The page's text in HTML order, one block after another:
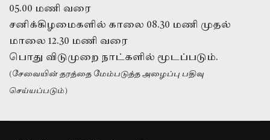
05.00 மணி வரை
சனிக்கிழமைகளில் காலை 08.30 மணி முதல்
மாலை 12.30 மணி வரை
பொது விடுமுறை நாட்களில் மூடப்படும்.
(சேவையின் தரத்தை மேம்படுத்த அழைப்பு பதிவு
செய்யப்படும்)